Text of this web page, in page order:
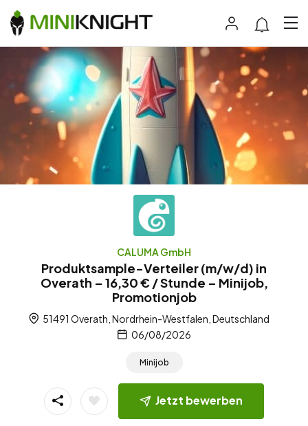
CALUMA GmbH
Produktsample-Verteiler (m/w/d) in
Overath – 16,30 € / Stunde – Minijob,
Promotionjob
51491 Overath, Nordrhein-Westfalen, Deutschland
06/08/2026
Minijob
Jetzt bewerben